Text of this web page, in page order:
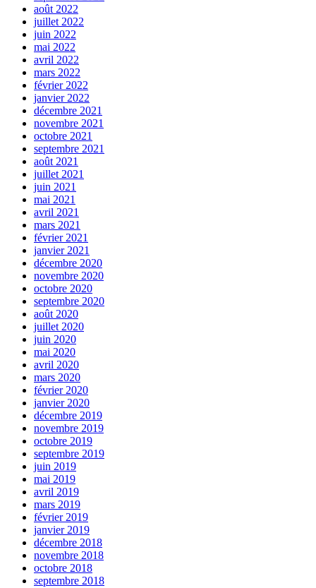
août 2022
juillet 2022
juin 2022
mai 2022
avril 2022
mars 2022
février 2022
janvier 2022
décembre 2021
novembre 2021
octobre 2021
septembre 2021
août 2021
juillet 2021
juin 2021
mai 2021
avril 2021
mars 2021
février 2021
janvier 2021
décembre 2020
novembre 2020
octobre 2020
septembre 2020
août 2020
juillet 2020
juin 2020
mai 2020
avril 2020
mars 2020
février 2020
janvier 2020
décembre 2019
novembre 2019
octobre 2019
septembre 2019
juin 2019
mai 2019
avril 2019
mars 2019
février 2019
janvier 2019
décembre 2018
novembre 2018
octobre 2018
septembre 2018